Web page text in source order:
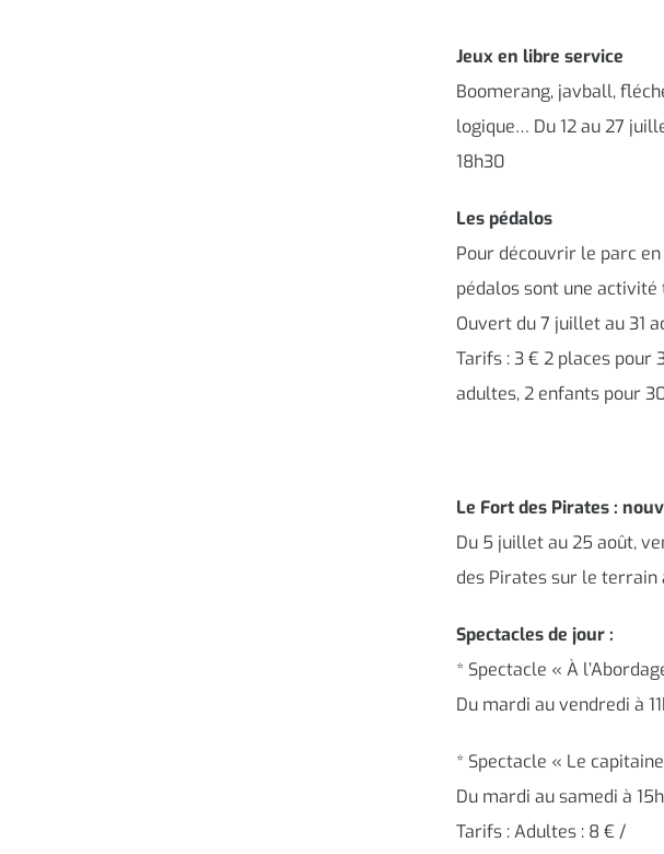
Jeux en libre service
Boomerang, javball,
logique… Du 12 au 27
18h30
Les pédalos
Pour découvrir le parc
pédalos sont une activité
Ouvert du 7 juillet au 31
Tarifs : 3 € 2 places pour
adultes, 2 enfants pour
Le Fort des Pirates :
Du 5 juillet au 25 août,
des Pirates sur le terrain
Spectacles de jour :
* Spectacle « À
Du mardi au vendredi à
* Spectacle « Le
Du mardi au samedi à 15h
Tarifs : Adultes : 8 € /